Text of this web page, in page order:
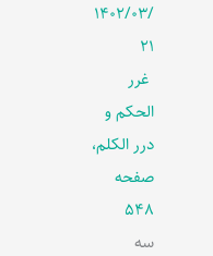
۱۴۰۲/۰۳/
۲۱
غرر
الحکم و
درر الکلم،
صفحه
548
سه